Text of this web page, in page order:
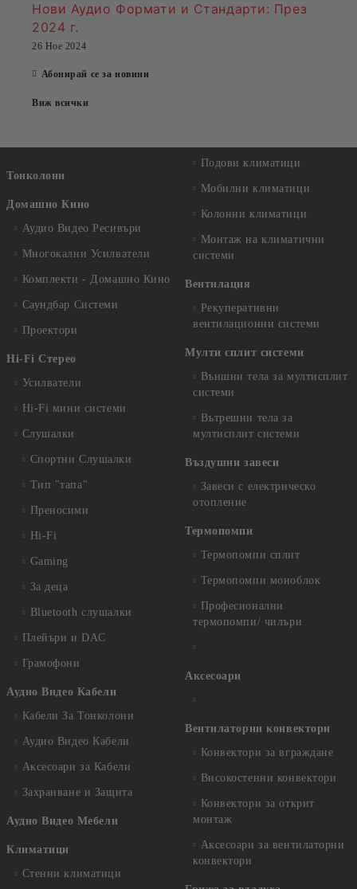
Нови Аудио Формати и Стандарти: През
2024 г.
26 Ное 2024
Абонирай се за новини
Виж всички
Тонколони
Домашно Кино
Аудио Видео Рeсивъри
Многокални Усилватели
Комплекти - Домашно Кино
Саундбар Системи
Проектори
Hi-Fi Стерео
Усилватели
Hi-Fi мини системи
Слушалки
Спортни Слушалки
Тип "тапа"
Преносими
Hi-Fi
Gaming
За деца
Bluetooth слушалки
Плейъри и DAC
Грамофони
Аудио Видео Кабели
Кабели За Тонколони
Аудио Видео Кабели
Аксесоари за Кабели
Захранване и Защита
Аудио Видео Мебели
Климатици
Стенни климатици
Подови климатици
Мобилни климатици
Колонни климатици
Монтаж на климатични
системи
Вентилация
Рекуперативни
вентилационни системи
Мулти сплит системи
Външни тела за мултисплит
системи
Вътрешни тела за
мултисплит системи
Въздушни завеси
Завеси с електрическо
отопление
Термопомпи
Термопомпи сплит
Термопомпи моноблок
Професионални
термопомпи/ чилъри
Аксесоари
Вентилаторни конвектори
Конвектори за вграждане
Високостенни конвектори
Конвектори за открит
монтаж
Аксесоари за вентилаторни
конвектори